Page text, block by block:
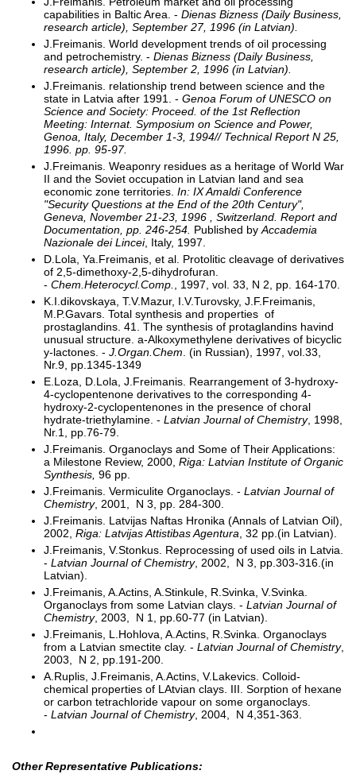
capabilities in Baltic Area. - Dienas Bizness (Daily Business,
research article), September 27, 1996 (in Latvian).
J.Freimanis. World development trends of oil processing
and petrochemistry. - Dienas Bizness (Daily Business,
research article), September 2, 1996 (in Latvian).
J.Freimanis. relationship trend between science and the
state in Latvia after 1991. - Genoa Forum of UNESCO on
Science and Society: Proceed. of the 1st Reflection
Meeting: Internat. Symposium on Science and Power,
Genoa, Italy, December 1-3, 1994// Technical Report N 25,
1996. pp. 95-97.
J.Freimanis. Weaponry residues as a heritage of World War
II and the Soviet occupation in Latvian land and sea
economic zone territories. In: IX Amaldi Conference
"Security Questions at the End of the 20th Century",
Geneva, November 21-23, 1996 , Switzerland. Report and
Documentation, pp. 246-254. Published by Accademia
Nazionale dei Lincei, Italy, 1997.
D.Lola, Ya.Freimanis, et al. Protolitic cleavage of derivatives
of 2,5-dimethoxy-2,5-dihydrofuran.
- Chem.Heterocycl.Comp.
, 1997, vol. 33, N 2, pp. 164-170.
K.I.dikovskaya, T.V.Mazur, I.V.Turovsky, J.F.Freimanis,
M.P.Gavars. Total synthesis and properties of
prostaglandins. 41. The synthesis of protaglandins havind
unusual structure. a-Alkoxymethylene derivatives of bicyclic
y-lactones. - J.Organ.Chem . (in Russian), 1997, vol.33,
Nr.9, pp.1345-1349
E.Loza, D.Lola, J.Freimanis. Rearrangement of 3-hydroxy-
4-cyclopentenone derivatives to the corresponding 4-
hydroxy-2-cyclopentenones in the presence of choral
hydrate-triethylamine. - Latvian Journal of Chemistry, 1998,
Nr.1, pp.76-79.
J.Freimanis. Organoclays and Some of Their Applications:
a Milestone Review, 2000, Riga: Latvian Institute of Organic
Synthesis, 96 pp.
J.Freimanis. Vermiculite Organoclays. - Latvian Journal of
Chemistry, 2001, N 3, pp. 284-300.
J.Freimanis. Latvijas Naftas Hronika (Annals of Latvian Oil),
2002, Riga: Latvijas Attistibas Agentura , 32 pp.(in Latvian).
J.Freimanis, V.Stonkus. Reprocessing of used oils in Latvia.
- Latvian Journal of Chemistry, 2002, N 3, pp.303-316.(in
Latvian).
J.Freimanis, A.Actins, A.Stinkule, R.Svinka, V.Svinka.
Organoclays from some Latvian clays. - Latvian Journal of
Chemistry, 2003, N 1, pp.60-77 (in Latvian).
J.Freimanis, L.Hohlova, A.Actins, R.Svinka. Organoclays
from a Latvian smectite clay. - Latvian Journal of Chemistry,
2003, N 2, pp.191-200.
A.Ruplis, J.Freimanis, A.Actins, V.Lakevics. Colloid-
chemical properties of LAtvian clays. III. Sorption of hexane
or carbon tetrachloride vapour on some organoclays.
- Latvian Journal of Chemistry, 2004, N 4,351-363.
Other Representative Publications: